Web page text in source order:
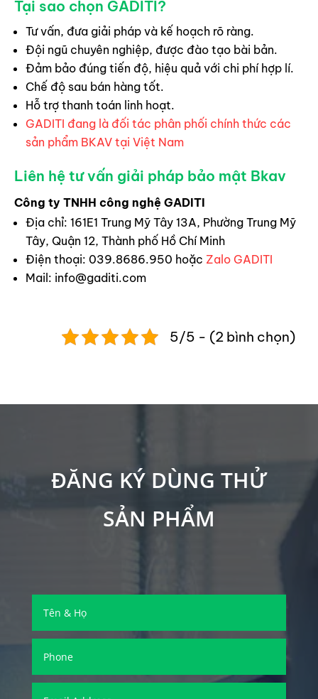
Tại sao chọn GADITI?
Tư vấn, đưa giải pháp và kế hoạch rõ ràng.
Đội ngũ chuyên nghiệp, được đào tạo bài bản.
Đảm bảo đúng tiến độ, hiệu quả với chi phí hợp lí.
Chế độ sau bán hàng tốt.
Hỗ trợ thanh toán linh hoạt.
GADITI đang là đối tác phân phối chính thức các
sản phẩm BKAV tại Việt Nam
Liên hệ tư vấn giải pháp bảo mật Bkav
Công ty TNHH công nghệ GADITI
Địa chỉ: 161E1 Trung Mỹ Tây 13A, Phường Trung Mỹ
Tây, Quận 12, Thành phố Hồ Chí Minh
Điện thoại: 039.8686.950 hoặc Zalo GADITI
Mail: info@gaditi.com
5/5 - (2 bình chọn)
ĐĂNG KÝ DÙNG THỬ
SẢN PHẨM